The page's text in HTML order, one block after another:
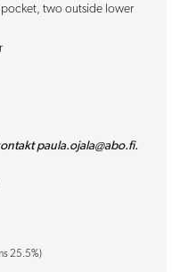
two outside lower
paula.ojala@abo.fi.
25.5%)